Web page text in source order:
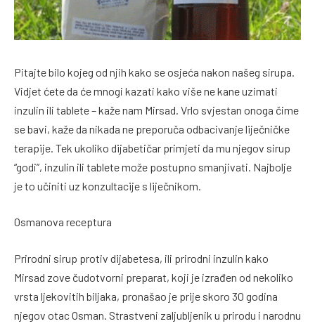
Pitajte bilo kojeg od njih kako se osjeća nakon našeg sirupa.
Vidjet ćete da će mnogi kazati kako više ne kane uzimati
inzulin ili tablete – kaže nam Mirsad. Vrlo svjestan onoga čime
se bavi, kaže da nikada ne preporuča odbacivanje liječničke
terapije. Tek ukoliko dijabetičar primjeti da mu njegov sirup
“godi”, inzulin ili tablete može postupno smanjivati. Najbolje
je to učiniti uz konzultacije s liječnikom.
Osmanova receptura
Prirodni sirup protiv dijabetesa, ili prirodni inzulin kako
Mirsad zove čudotvorni preparat, koji je izrađen od nekoliko
vrsta ljekovitih biljaka, pronašao je prije skoro 30 godina
njegov otac Osman. Strastveni zaljubljenik u prirodu i narodnu